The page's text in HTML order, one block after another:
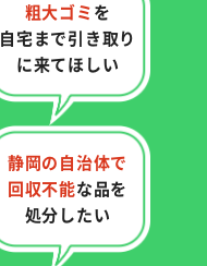
粗大ゴミを
自宅まで引き取り
に来てほしい
静岡の自治体で
回収不能な品を
処分したい